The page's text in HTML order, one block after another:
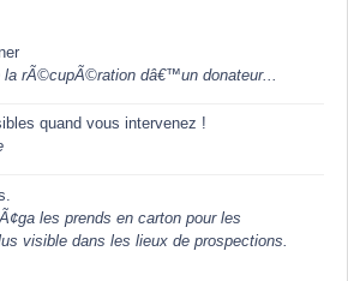
la rÃ©cupÃ©ration dâ€™un donateur...
quand vous intervenez !
les prends en carton pour les
visible dans les lieux de prospections.